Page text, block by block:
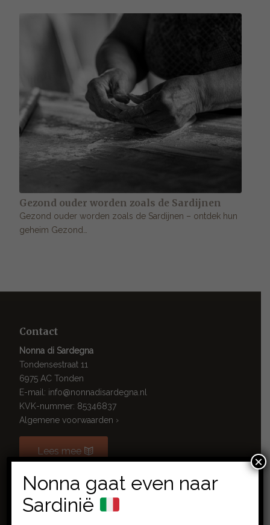
Gezond ouder worden zoals de Sardijnen
Gezond ouder worden zoals de Sardijnen – ontdek hun
geheim Gezond…
Contact
Nonna di Sardegna
Tondensestraat 11
6975 AC Tonden
E-mail: info@nonnadisardegna.nl
KVK-nummer: 85346837
Algemene voorwaarden ›
Lees mee
Nonna gaat even naar
Sardinië
×